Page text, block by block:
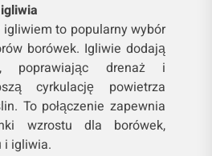
to popularny wybór
borówek. Igliwie dodają
poprawiając drenaż i
cyrkulację powietrza
To połączenie zapewnia
wzrostu dla borówek,
i igliwia.